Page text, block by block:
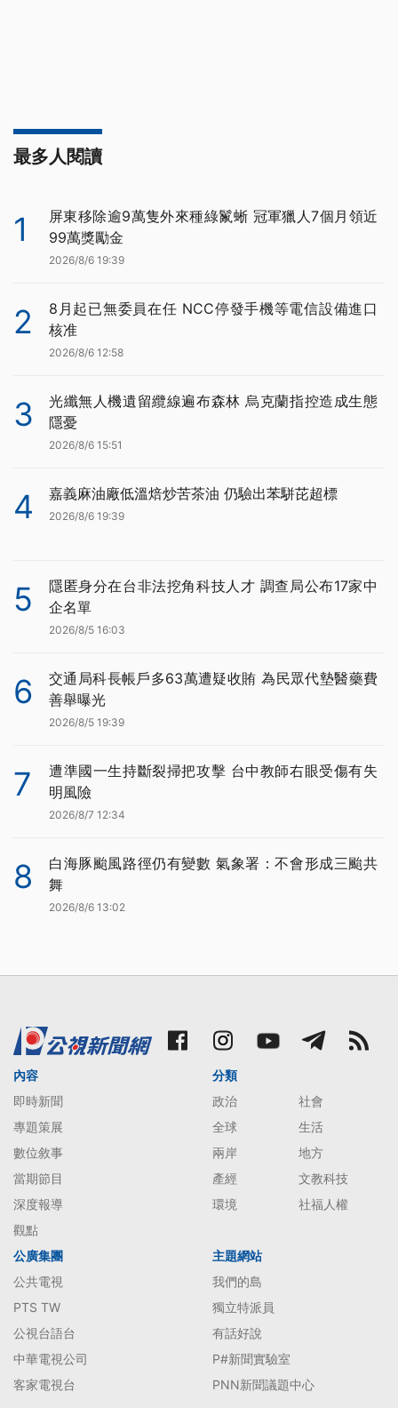
最多人閱讀
1
屏東移除逾9萬隻外來種綠鬣蜥 冠軍獵人7個月領近
99萬獎勵金
2026/8/6 19:39
2
8月起已無委員在任 NCC停發手機等電信設備進口
核准
2026/8/6 12:58
3
光纖無人機遺留纜線遍布森林 烏克蘭指控造成生態
隱憂
2026/8/6 15:51
4 嘉義麻油廠低溫焙炒苦茶油 仍驗出苯駢芘超標
2026/8/6 19:39
5
隱匿身分在台非法挖角科技人才 調查局公布17家中
企名單
2026/8/5 16:03
6
交通局科長帳戶多63萬遭疑收賄 為民眾代墊醫藥費
善舉曝光
2026/8/5 19:39
7
遭準國一生持斷裂掃把攻擊 台中教師右眼受傷有失
明風險
2026/8/7 12:34
8
白海豚颱風路徑仍有變數 氣象署：不會形成三颱共
舞
2026/8/6 13:02
內容
即時新聞
專題策展
數位敘事
當期節目
深度報導
觀點
分類
政治
社會
全球
生活
兩岸
地方
產經
文教科技
環境
社福人權
公廣集團
公共電視
PTS TW
公視台語台
中華電視公司
客家電視台
主題網站
我們的島
獨立特派員
有話好說
P#新聞實驗室
PNN新聞議題中心